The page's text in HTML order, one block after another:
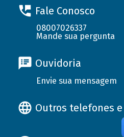
Fale Conosco
08007026337
Mande sua pergunta
Ouvidoria
Envie sua mensagem
Outros telefones